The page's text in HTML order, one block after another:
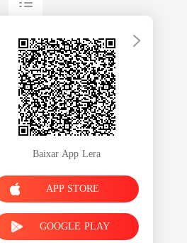
Baixar App Lera
APP STORE
GOOGLE PLAY